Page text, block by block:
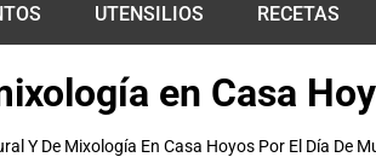
UTENSILIOS RECETAS
en Casa
Y De Mixología En Casa Hoyos Por El Día De